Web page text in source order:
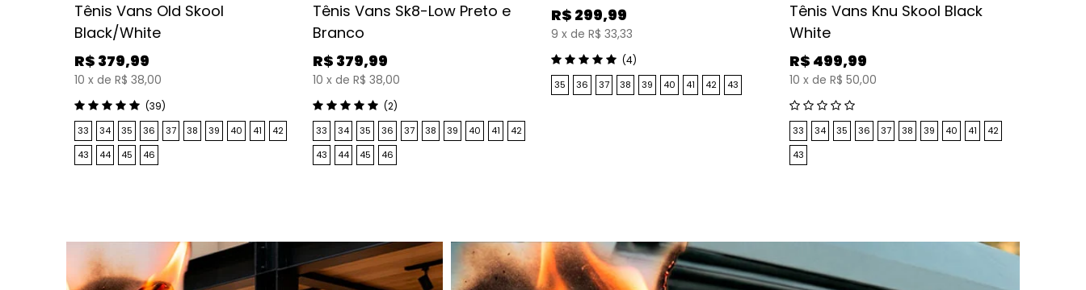
Tênis Vans Old Skool
Black/White
R$ 379,99
10 x de R$ 38,00
(39)
33 34 35 36 37 38 39 40 41
42
43
44 45 46
Tênis Vans Sk8-Low Preto e
Branco
R$ 379,99
10 x de R$ 38,00
(2)
33 34 35 36 37 38 39 40 41
42
43
44 45 46
R$ 299,99
9 x de R$ 33,33
(4)
35 36 37 38 39 40 41 42 43
Tênis Vans Knu Skool Black
White
R$ 499,99
10 x de R$ 50,00
33 34 35 36 37 38 39 40 41
42
43